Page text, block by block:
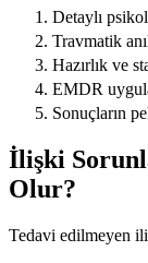
Detaylı
Travmatik
Hazırlık ve
EMDR
Sonuçların
İlişki
Olur?
Tedavi edilmeyen